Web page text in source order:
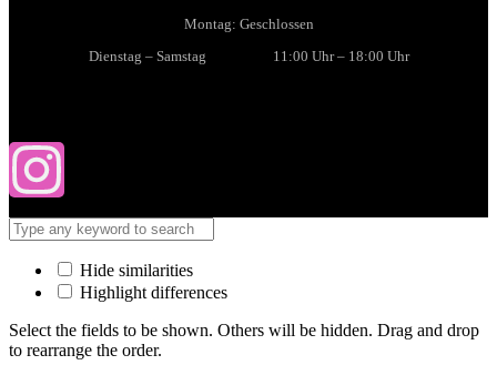
Montag: Geschlossen
Dienstag – Samstag 11:00 Uhr – 18:00 Uhr
Hide similarities
Highlight differences
Select the fields to be shown. Others will be hidden. Drag and drop
to rearrange the order.